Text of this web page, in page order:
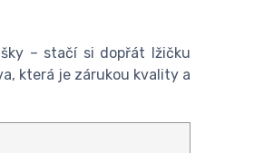
– stačí si dopřát lžičku
která je zárukou kvality a